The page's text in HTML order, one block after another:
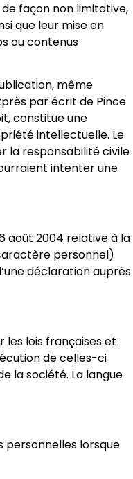
de façon non limitative,
que leur mise en
ou contenus
même
par écrit de Pince
constitue une
intellectuelle. Le
la responsabilité civile
intenter une
août 2004 relative à la
personnel)
déclaration auprès
les lois françaises et
de celles-ci
la société. La langue
personnelles lorsque